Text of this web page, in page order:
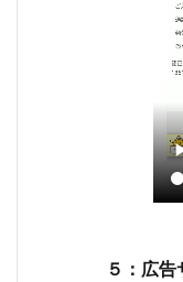
５：広